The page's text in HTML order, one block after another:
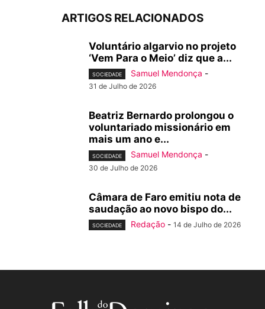
ARTIGOS RELACIONADOS
Voluntário algarvio no projeto
‘Vem Para o Meio’ diz que a...
SOCIEDADE Samuel Mendonça -
31 de Julho de 2026
Beatriz Bernardo prolongou o
voluntariado missionário em
mais um ano e...
SOCIEDADE Samuel Mendonça -
30 de Julho de 2026
Câmara de Faro emitiu nota de
saudação ao novo bispo do...
SOCIEDADE Redação - 14 de Julho de 2026